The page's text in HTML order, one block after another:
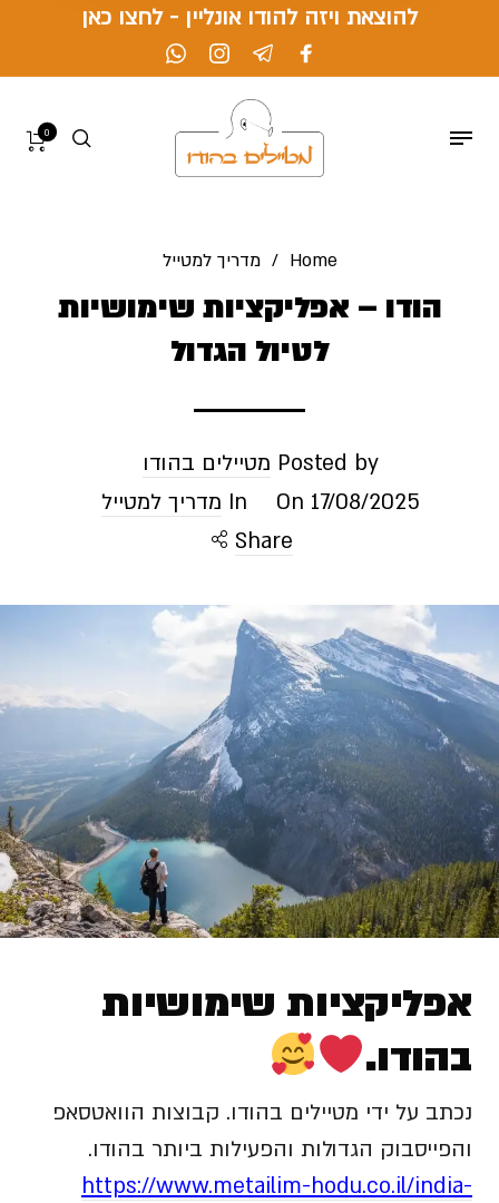
להוצאת ויזה להודו אונליין - לחצו כאן
0
Home
/ מדריך למטייל
הודו – אפליקציות שימושיות
לטיול הגדול
Posted by מטיילים בהודו
On 17/08/2025
In מדריך למטייל
Share
אפליקציות שימושיות
בהודו.
נכתב על ידי מטיילים בהודו. קבוצות הוואטסאפ
והפייסבוק הגדולות והפעילות ביותר בהודו.
https://www.metailim-hodu.co.il/india-